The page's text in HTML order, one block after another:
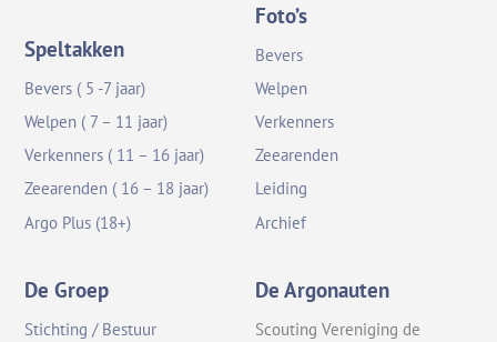
Speltakken
Bevers ( 5 -7 jaar)
Welpen ( 7 – 11 jaar)
Verkenners ( 11 – 16 jaar)
Zeearenden ( 16 – 18 jaar)
Argo Plus (18+)
Foto’s
Bevers
Welpen
Verkenners
Zeearenden
Leiding
Archief
De Groep
Stichting / Bestuur
De Argonauten
Scouting Vereniging de